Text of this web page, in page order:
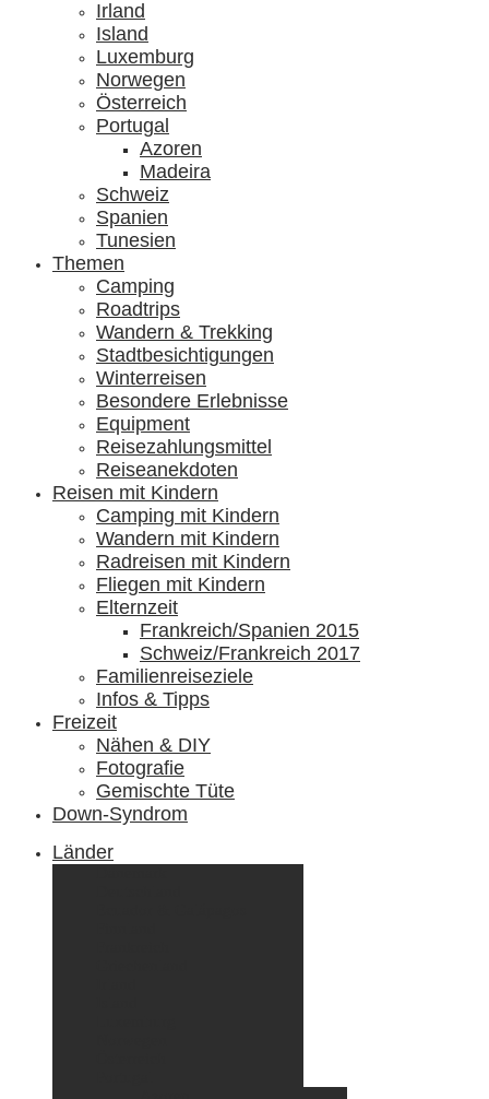
Irland
Island
Luxemburg
Norwegen
Österreich
Portugal
Azoren
Madeira
Schweiz
Spanien
Tunesien
Themen
Camping
Roadtrips
Wandern & Trekking
Stadtbesichtigungen
Winterreisen
Besondere Erlebnisse
Equipment
Reisezahlungsmittel
Reiseanekdoten
Reisen mit Kindern
Camping mit Kindern
Wandern mit Kindern
Radreisen mit Kindern
Fliegen mit Kindern
Elternzeit
Frankreich/Spanien 2015
Schweiz/Frankreich 2017
Familienreiseziele
Infos & Tipps
Freizeit
Nähen & DIY
Fotografie
Gemischte Tüte
Down-Syndrom
Länder